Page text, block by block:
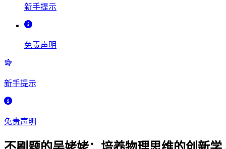
新手提示
免责声明
新手提示
免责声明